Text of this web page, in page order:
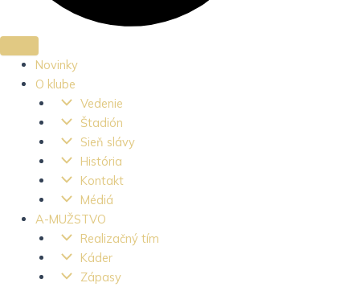
Novinky
O klube
Vedenie
Štadión
Sieň slávy
História
Kontakt
Médiá
A-MUŽSTVO
Realizačný tím
Káder
Zápasy